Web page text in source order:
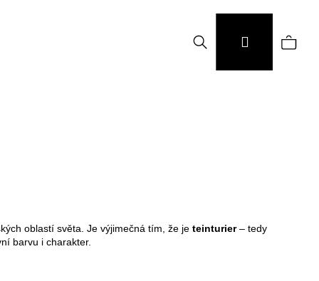
Hledat Přihlášení
oblastí světa. Je výjimečná tím, že je teinturier– tedy
barvu i charakter.